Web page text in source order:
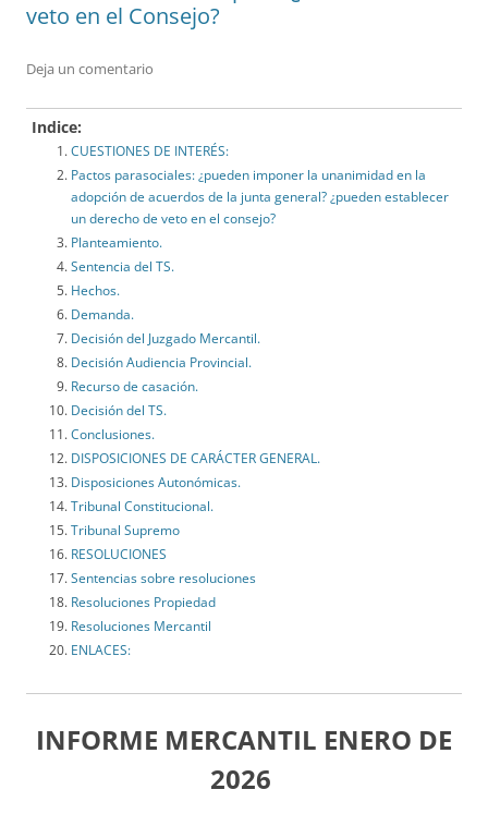
veto en el Consejo?
Deja un comentario
Indice:
CUESTIONES DE INTERÉS:
Pactos parasociales: ¿pueden imponer la unanimidad en la
adopción de acuerdos de la junta general? ¿pueden establecer
un derecho de veto en el consejo?
Planteamiento.
Sentencia del TS.
Hechos.
Demanda.
Decisión del Juzgado Mercantil.
Decisión Audiencia Provincial.
Recurso de casación.
Decisión del TS.
Conclusiones.
DISPOSICIONES DE CARÁCTER GENERAL.
Disposiciones Autonómicas.
Tribunal Constitucional.
Tribunal Supremo
RESOLUCIONES
Sentencias sobre resoluciones
Resoluciones Propiedad
Resoluciones Mercantil
ENLACES:
INFORME MERCANTIL ENERO DE
2026